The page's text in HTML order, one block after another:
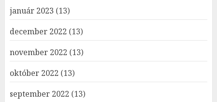
január 2023 (13)
december 2022 (13)
november 2022 (13)
október 2022 (13)
september 2022 (13)